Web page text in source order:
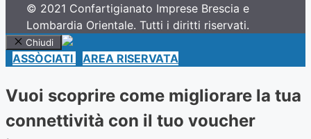
© 2021 Confartigianato Imprese Brescia e
Lombardia Orientale. Tutti i diritti riservati.
Chiudi
ASSÒCIATI AREA RISERVATA
Vuoi scoprire come migliorare la tua
connettività con il tuo voucher